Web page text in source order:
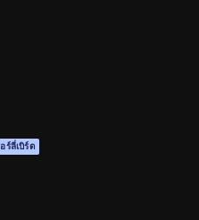
ร์ลี่เบิร์ด